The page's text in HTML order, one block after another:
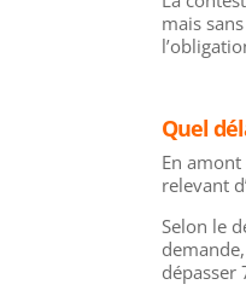
mais
Quel
En
relevant
Selon le
dépasser